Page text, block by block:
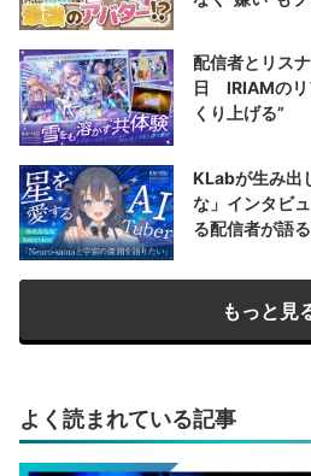
配信者とリス
日 IRIAMのリ
くり上げる”
KLabが生み出
な」インタビ
る配信者が語
もっと見
よく読まれている記事